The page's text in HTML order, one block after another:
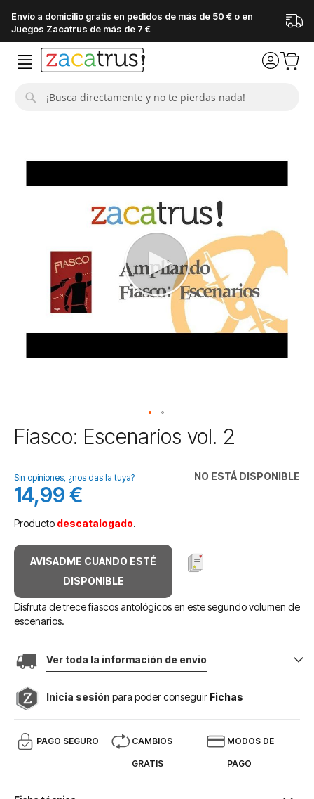
Envío a domicilio gratis en pedidos de más de 50 € o en
Juegos Zacatrus de más de 7 €
Saltar
al
de
la
galería
imágenes
Fiasco: Escenarios vol. 2
NO ESTÁ DISPONIBLE
Sin opiniones, ¿nos das la tuya?
14,99 €
Producto descatalogado.
AVISADME CUANDO ESTÉ
DISPONIBLE
Disfruta de trece fiascos antológicos en este segundo volumen de
escenarios.
Ver toda la información de envio
Inicia sesión para poder conseguir Fichas
PAGO SEGURO CAMBIOS
GRATIS
MODOS DE
PAGO